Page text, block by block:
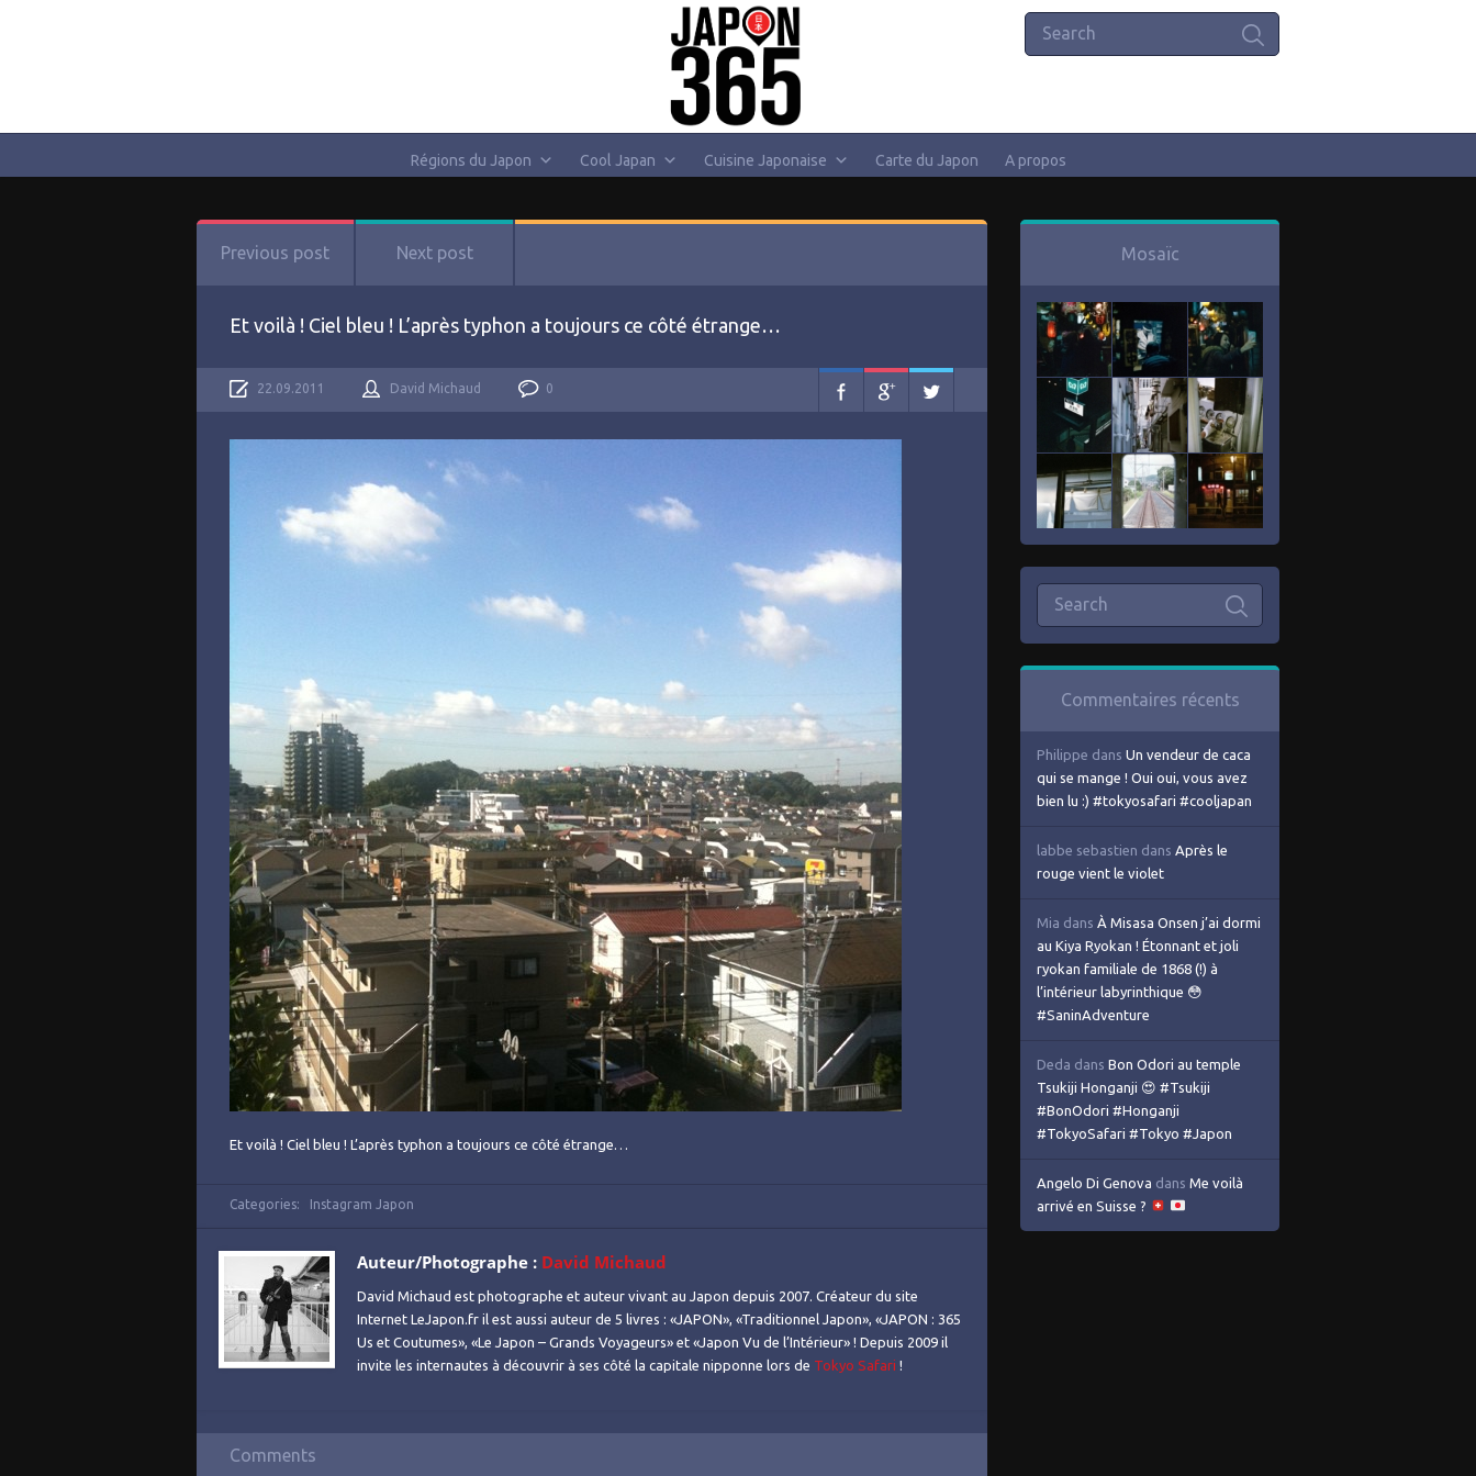
Régions du Japon Cool Japan Cuisine Japonaise Carte du Japon A propos
Previous post Next post
Et voilà ! Ciel bleu ! L’après typhon a toujours ce côté étrange…
22.09.2011 David Michaud 0
Et voilà ! Ciel bleu ! L’après typhon a toujours ce côté étrange…
Categories: Instagram Japon
Auteur/Photographe : David Michaud
David Michaud est photographe et auteur vivant au Japon depuis 2007. Créateur du site
Internet LeJapon.fr il est aussi auteur de 5 livres : «JAPON», «Traditionnel Japon», «JAPON : 365
Us et Coutumes», «Le Japon – Grands Voyageurs» et «Japon Vu de l’Intérieur» ! Depuis 2009 il
invite les internautes à découvrir à ses côté la capitale nipponne lors de Tokyo Safari !
Comments
Mosaïc
Commentaires récents
Philippe dans Un vendeur de caca
qui se mange ! Oui oui, vous avez
bien lu :) #tokyosafari #cooljapan
labbe sebastien dans Après le
rouge vient le violet
Mia dans À Misasa Onsen j’ai dormi
au Kiya Ryokan ! Étonnant et joli
ryokan familiale de 1868 (!) à
l’intérieur labyrinthique 😳
#SaninAdventure
Deda dans Bon Odori au temple
Tsukiji Honganji 😍 #Tsukiji
#BonOdori #Honganji
#TokyoSafari #Tokyo #Japon
Angelo Di Genova dans Me voilà
arrivé en Suisse ?